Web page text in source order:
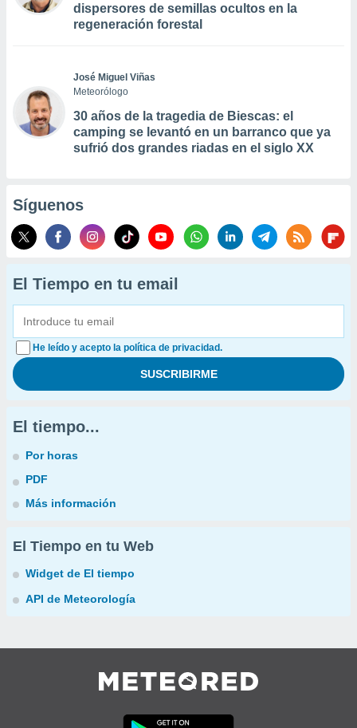
dispersores de semillas ocultos en la
regeneración forestal
José Miguel Viñas
Meteorólogo
30 años de la tragedia de Biescas: el
camping se levantó en un barranco que ya
sufrió dos grandes riadas en el siglo XX
Síguenos
El Tiempo en tu email
He leído y acepto la política de privacidad.
El tiempo...
Por horas
PDF
Más información
El Tiempo en tu Web
Widget de El tiempo
API de Meteorología